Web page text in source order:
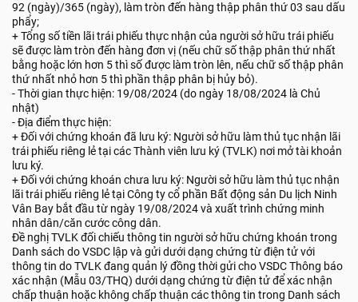
92 (ngày)/365 (ngày), làm tròn đến hàng thập phân thứ 03 sau dấu
phẩy;
+ Tổng số tiền lãi trái phiếu thực nhận của người sở hữu trái phiếu
sẽ được làm tròn đến hàng đơn vị (nếu chữ số thập phân thứ nhất
bằng hoặc lớn hơn 5 thì số được làm tròn lên, nếu chữ số thập phân
thứ nhất nhỏ hơn 5 thì phần thập phân bị hủy bỏ).
- Thời gian thực hiện: 19/08/2024 (do ngày 18/08/2024 là Chủ
nhật)
- Địa điểm thực hiện:
+ Đối với chứng khoán đã lưu ký: Người sở hữu làm thủ tục nhận lãi
trái phiếu riêng lẻ tại các Thành viên lưu ký (TVLK) nơi mở tài khoản
lưu ký.
+ Đối với chứng khoán chưa lưu ký: Người sở hữu làm thủ tục nhận
lãi trái phiếu riêng lẻ tại Công ty cổ phần Bất động sản Du lịch Ninh
Vân Bay bắt đầu từ ngày 19/08/2024 và xuất trình chứng minh
nhân dân/căn cước công dân.
Đề nghị TVLK đối chiếu thông tin người sở hữu chứng khoán trong
Danh sách do VSDC lập và gửi dưới dạng chứng từ điện tử với
thông tin do TVLK đang quản lý đồng thời gửi cho VSDC Thông báo
xác nhận (Mẫu 03/THQ) dưới dạng chứng từ điện tử để xác nhận
chấp thuận hoặc không chấp thuận các thông tin trong Danh sách